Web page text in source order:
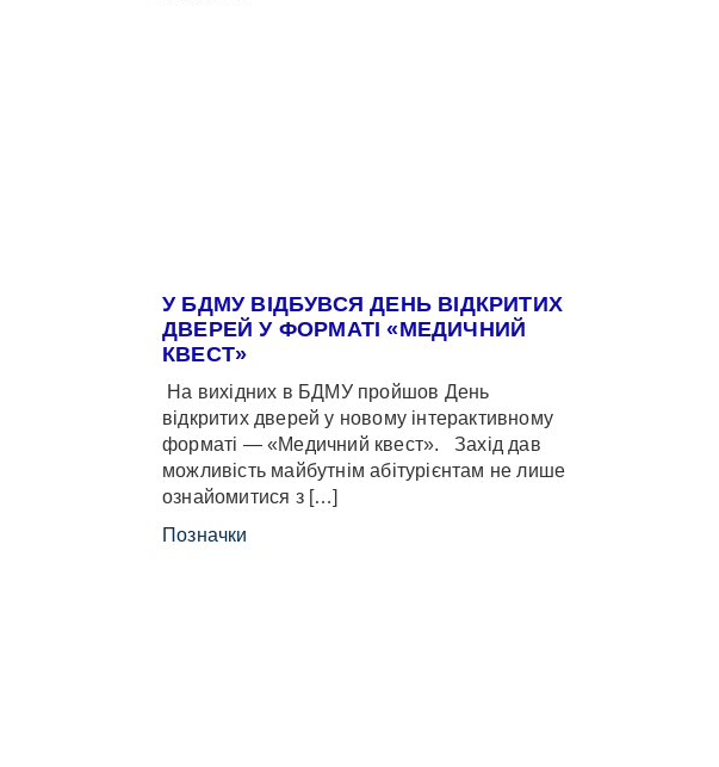
У БДМУ ВІДБУВСЯ ДЕНЬ ВІДКРИТИХ
ДВЕРЕЙ У ФОРМАТІ «МЕДИЧНИЙ
КВЕСТ»
На вихідних в БДМУ пройшов День
відкритих дверей у новому інтерактивному
форматі — «Медичний квест». Захід дав
можливість майбутнім абітурієнтам не лише
ознайомитися з […]
Позначки